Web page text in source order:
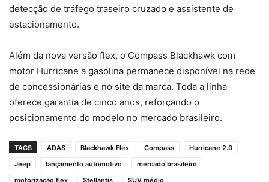
detecção de tráfego traseiro cruzado e assistente de
estacionamento.
Além da nova versão flex, o Compass Blackhawk com
motor Hurricane a gasolina permanece disponível na rede
de concessionárias e no site da marca. Toda a linha
oferece garantia de cinco anos, reforçando o
posicionamento do modelo no mercado brasileiro.
TAGS ADAS Blackhawk Flex Compass
Hurricane 2.0
Jeep
lançamento automotivo
mercado brasileiro